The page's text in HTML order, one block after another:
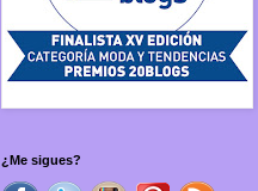
¿Me sigues?